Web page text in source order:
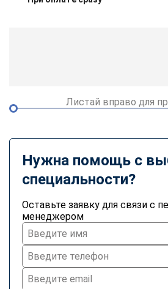
Листай вправо для
Нужна помощь с
специальности?
Оставьте заявку для связи с
менеджером